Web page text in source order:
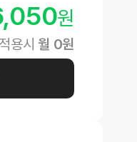
원
용시 월 0원